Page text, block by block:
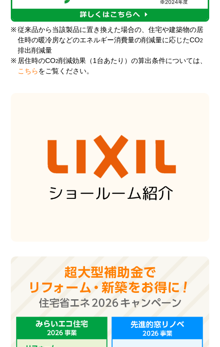
※ 従来品から当該製品に置き換えた場合の、住宅や建築物の居
住時の暖冷房などのエネルギー消費量の削減量に応じたCO2
排出削減量
※ 居住時のCO2削減効果（1台あたり）の算出条件については、
こちら をご覧ください。